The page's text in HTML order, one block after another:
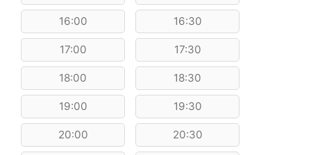
16:00 16:30
17:00 17:30
18:00 18:30
19:00 19:30
20:00 20:30